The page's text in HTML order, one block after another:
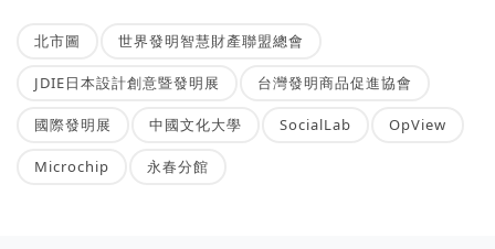
北市圖 世界發明智慧財產聯盟總會
JDIE日本設計創意暨發明展 台灣發明商品促進協會
國際發明展 中國文化大學 SocialLab OpView
Microchip 永春分館